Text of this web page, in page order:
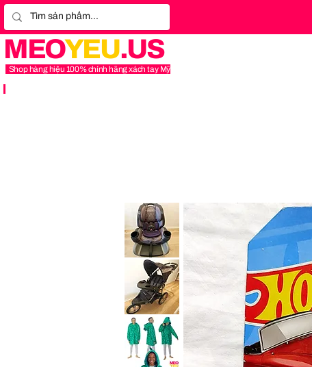
MEOYEU.US
Shop hàng hiệu 100% chính hãng xách tay Mỹ
Extend2Fit
Platinum
in-
1
10
Years
Convertible
Car
Seat
Child
Purpl
Baby
Trend
Expedition
Jogger
Travel
System
Stroller